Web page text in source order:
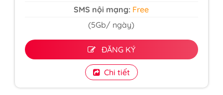
SMS nội mạng: Free
(5Gb/ ngày)
ĐĂNG KÝ
Chi tiết